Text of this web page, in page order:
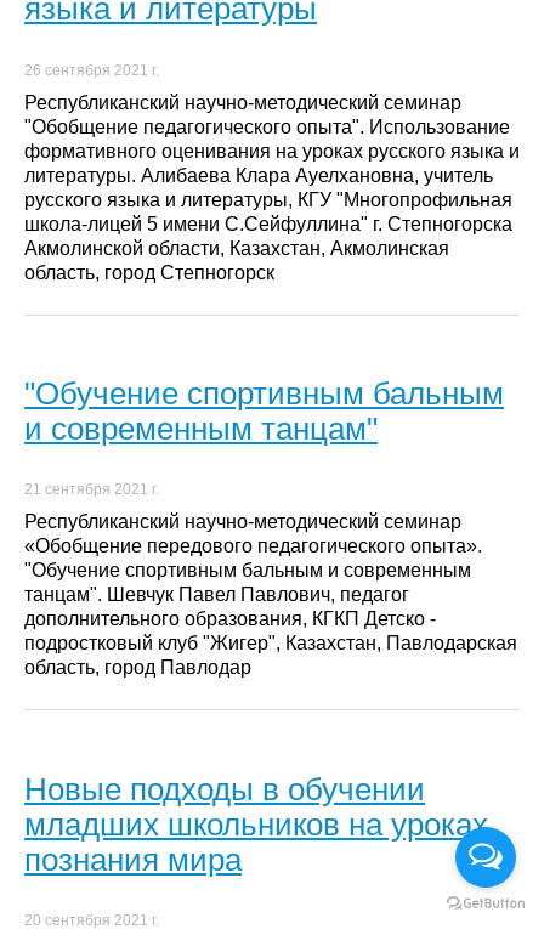
языка и литературы
26 сентября 2021 г.
Республиканский научно-методический семинар
"Обобщение педагогического опыта". Использование
формативного оценивания на уроках русского языка и
литературы. Алибаева Клара Ауелхановна, учитель
русского языка и литературы, КГУ "Многопрофильная
школа-лицей 5 имени С.Сейфуллина" г. Степногорска
Акмолинской области, Казахстан, Акмолинская
область, город Степногорск
"Обучение спортивным бальным
и современным танцам"
21 сентября 2021 г.
Республиканский научно-методический семинар
«Обобщение передового педагогического опыта».
"Обучение спортивным бальным и современным
танцам". Шевчук Павел Павлович, педагог
дополнительного образования, КГКП Детско -
подростковый клуб "Жигер", Казахстан, Павлодарская
область, город Павлодар
Новые подходы в обучении
младших школьников на уроках
познания мира
20 сентября 2021 г.